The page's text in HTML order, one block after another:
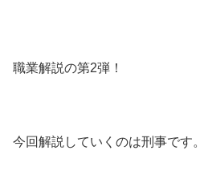
職業解説の第2弾！
今回解説していくのは刑事です。